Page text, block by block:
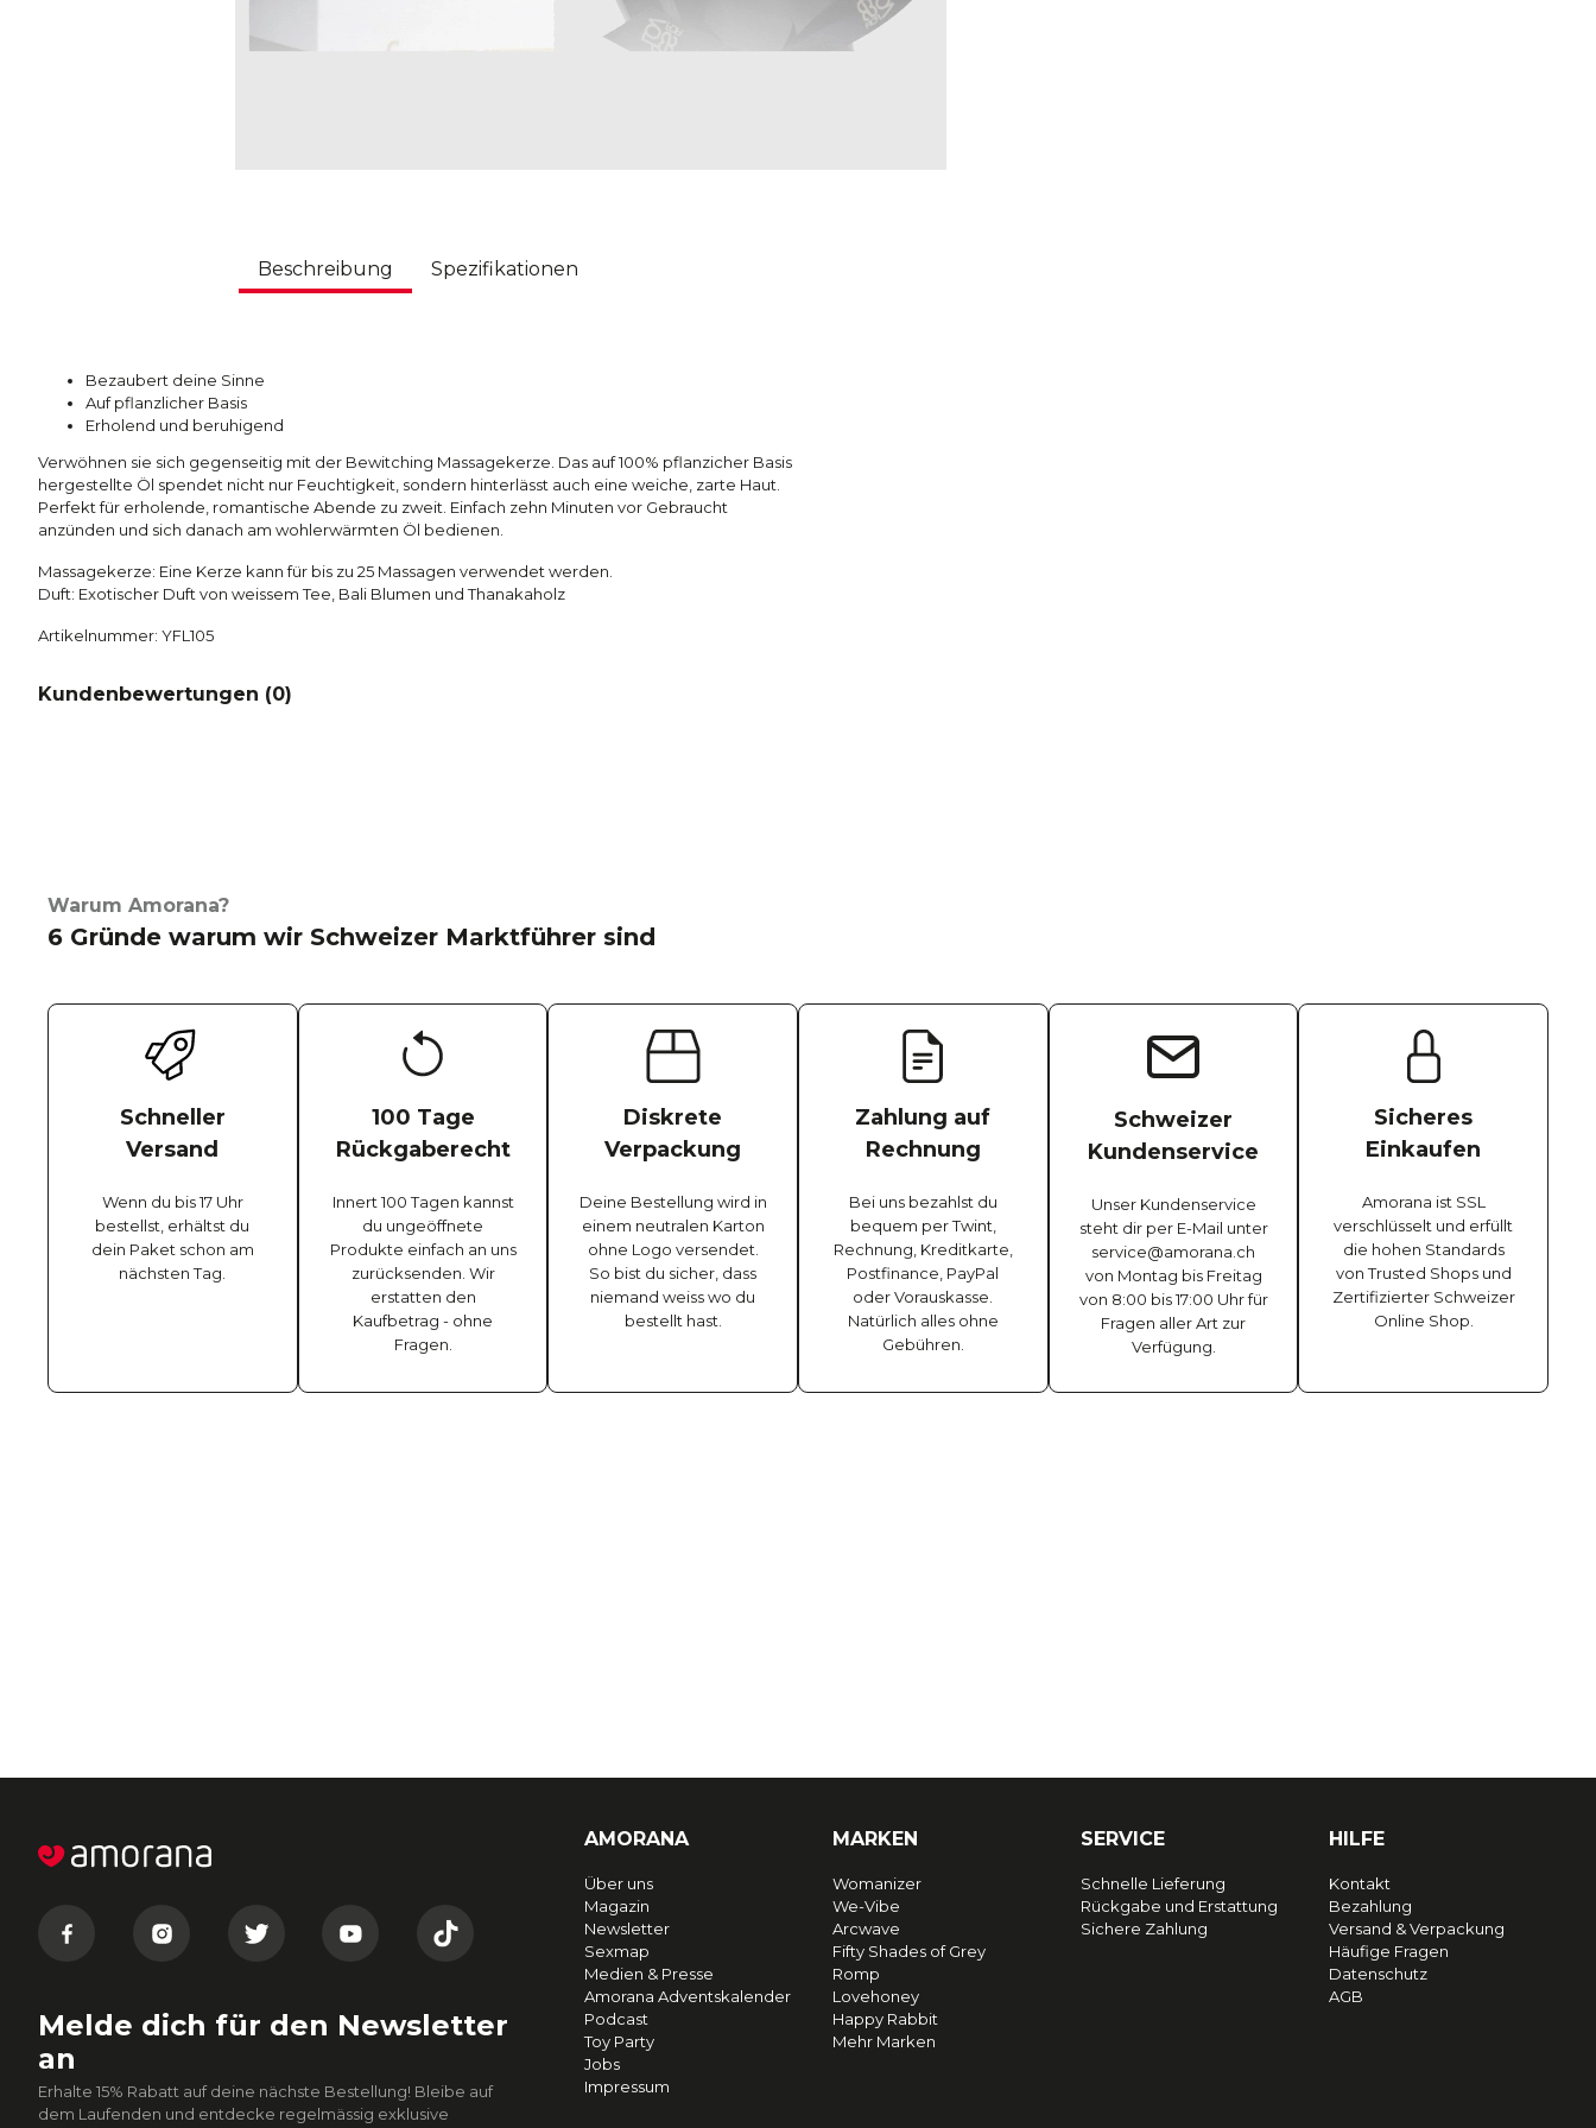
Beschreibung Spezifikationen
Bezaubert deine Sinne
Auf pflanzlicher Basis
Erholend und beruhigend
Verwöhnen sie sich gegenseitig mit der Bewitching Massagekerze. Das auf 100% pflanzicher Basis
hergestellte Öl spendet nicht nur Feuchtigkeit, sondern hinterlässt auch eine weiche, zarte Haut.
Perfekt für erholende, romantische Abende zu zweit. Einfach zehn Minuten vor Gebraucht
anzünden und sich danach am wohlerwärmten Öl bedienen.
Massagekerze: Eine Kerze kann für bis zu 25 Massagen verwendet werden.
Duft: Exotischer Duft von weissem Tee, Bali Blumen und Thanakaholz
Artikelnummer: YFL105
Kundenbewertungen (0)
Warum Amorana?
6 Gründe warum wir Schweizer Marktführer sind
Schneller
Versand
Wenn du bis 17 Uhr
bestellst, erhältst du
dein Paket schon am
nächsten Tag.
100 Tage
Rückgaberecht
Innert 100 Tagen kannst
du ungeöffnete
Produkte einfach an uns
zurücksenden. Wir
erstatten den
Kaufbetrag - ohne
Fragen.
Diskrete
Verpackung
Deine Bestellung wird in
einem neutralen Karton
ohne Logo versendet.
So bist du sicher, dass
niemand weiss wo du
bestellt hast.
Zahlung auf
Rechnung
Bei uns bezahlst du
bequem per Twint,
Rechnung, Kreditkarte,
Postfinance, PayPal
oder Vorauskasse.
Natürlich alles ohne
Gebühren.
Schweizer
Kundenservice
Unser Kundenservice
steht dir per E-Mail unter
service@amorana.ch
von Montag bis Freitag
von 8:00 bis 17:00 Uhr für
Fragen aller Art zur
Verfügung.
Sicheres
Einkaufen
Amorana ist SSL
verschlüsselt und erfüllt
die hohen Standards
von Trusted Shops und
Zertifizierter Schweizer
Online Shop.
Melde dich für den Newsletter
an
Erhalte 15% Rabatt auf deine nächste Bestellung! Bleibe auf
dem Laufenden und entdecke regelmässig exklusive
AMORANA
Über uns
Magazin
Newsletter
Sexmap
Medien & Presse
Amorana Adventskalender
Podcast
Toy Party
Jobs
Impressum
MARKEN
Womanizer
We-Vibe
Arcwave
Fifty Shades of Grey
Romp
Lovehoney
Happy Rabbit
Mehr Marken
SERVICE
Schnelle Lieferung
Rückgabe und Erstattung
Sichere Zahlung
HILFE
Kontakt
Bezahlung
Versand & Verpackung
Häufige Fragen
Datenschutz
AGB